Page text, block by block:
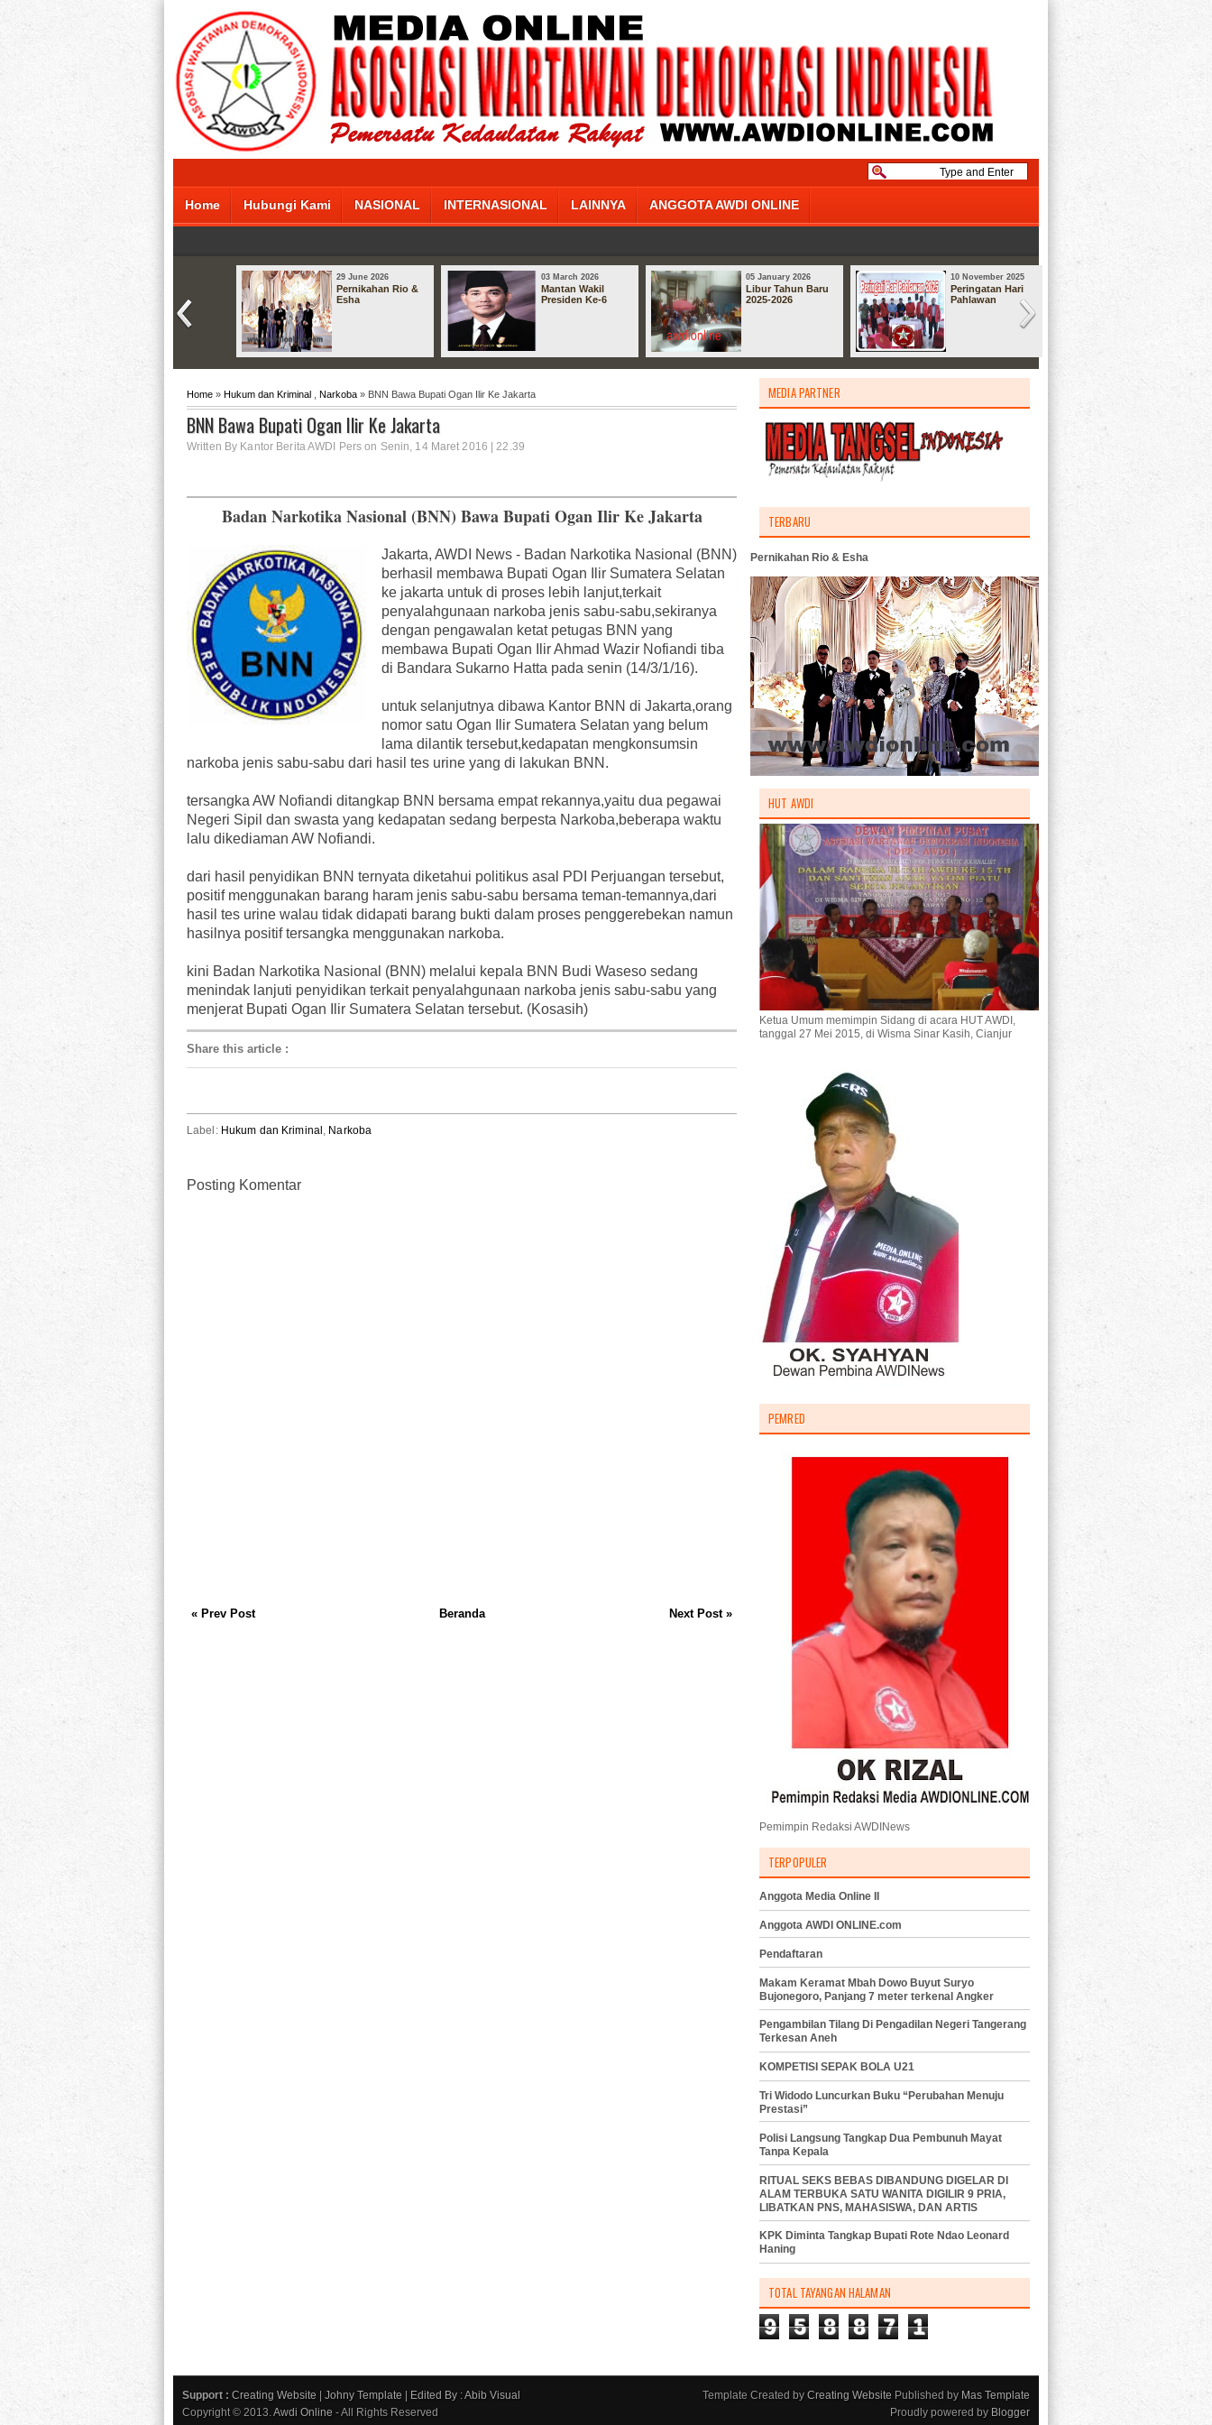
Home Hubungi Kami NASIONAL INTERNASIONAL LAINNYA ANGGOTA AWDI ONLINE
29 June 2026
Pernikahan Rio &
Esha
03 March 2026
Mantan Wakil
Presiden Ke-6
05 January 2026
Libur Tahun Baru
2025-2026
10 November 2025
Peringatan Hari
Pahlawan
Home » Hukum dan Kriminal Narkoba » BNN Bawa Bupati Ogan Ilir Ke Jakarta
BNN Bawa Bupati Ogan Ilir Ke Jakarta
Written By Kantor Berita AWDI Pers on Senin, 14 Maret 2016 | 22.39
Badan Narkotika Nasional (BNN) Bawa Bupati Ogan Ilir Ke Jakarta
Jakarta, AWDI News - Badan Narkotika Nasional (BNN)
berhasil membawa Bupati Ogan Ilir Sumatera Selatan
ke jakarta untuk di proses lebih lanjut,terkait
penyalahgunaan narkoba jenis sabu-sabu,sekiranya
dengan pengawalan ketat petugas BNN yang
membawa Bupati Ogan Ilir Ahmad Wazir Nofiandi tiba
di Bandara Sukarno Hatta pada senin (14/3/1/16).
untuk selanjutnya dibawa Kantor BNN di Jakarta,orang
nomor satu Ogan Ilir Sumatera Selatan yang belum
lama dilantik tersebut,kedapatan mengkonsumsin
narkoba jenis sabu-sabu dari hasil tes urine yang di lakukan BNN.
tersangka AW Nofiandi ditangkap BNN bersama empat rekannya,yaitu dua pegawai
Negeri Sipil dan swasta yang kedapatan sedang berpesta Narkoba,beberapa waktu
lalu dikediaman AW Nofiandi.
dari hasil penyidikan BNN ternyata diketahui politikus asal PDI Perjuangan tersebut,
positif menggunakan barang haram jenis sabu-sabu bersama teman-temannya,dari
hasil tes urine walau tidak didapati barang bukti dalam proses penggerebekan namun
hasilnya positif tersangka menggunakan narkoba.
kini Badan Narkotika Nasional (BNN) melalui kepala BNN Budi Waseso sedang
menindak lanjuti penyidikan terkait penyalahgunaan narkoba jenis sabu-sabu yang
menjerat Bupati Ogan Ilir Sumatera Selatan tersebut. (Kosasih)
Share this article :
Label: Hukum dan Kriminal , Narkoba
Posting Komentar
« Prev Post Next Post »
Beranda
MEDIA PARTNER
TERBARU
Pernikahan Rio & Esha
HUT AWDI
Ketua Umum memimpin Sidang di acara HUT AWDI,
tanggal 27 Mei 2015, di Wisma Sinar Kasih, Cianjur
PEMRED
Pemimpin Redaksi AWDINews
TERPOPULER
Anggota Media Online II
Anggota AWDI ONLINE.com
Pendaftaran
Makam Keramat Mbah Dowo Buyut Suryo
Bujonegoro, Panjang 7 meter terkenal Angker
Pengambilan Tilang Di Pengadilan Negeri Tangerang
Terkesan Aneh
KOMPETISI SEPAK BOLA U21
Tri Widodo Luncurkan Buku “Perubahan Menuju
Prestasi”
Polisi Langsung Tangkap Dua Pembunuh Mayat
Tanpa Kepala
RITUAL SEKS BEBAS DIBANDUNG DIGELAR DI
ALAM TERBUKA SATU WANITA DIGILIR 9 PRIA,
LIBATKAN PNS, MAHASISWA, DAN ARTIS
KPK Diminta Tangkap Bupati Rote Ndao Leonard
Haning
TOTAL TAYANGAN HALAMAN
9 5 8 8 7 1
Support : Creating Website | Johny Template | Edited By : Abib Visual
Copyright © 2013. Awdi Online - All Rights Reserved
Template Created by Creating Website Published by Mas Template
Proudly powered by Blogger